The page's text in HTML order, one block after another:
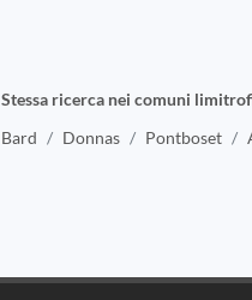
Stessa ricerca nei comuni
Bard
Donnas Pontboset